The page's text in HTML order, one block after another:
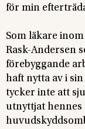
för min
Som läkare
Rask-Andersen
förebyggande
haft nytta av i
tycker inte att
utnyttjat hennes